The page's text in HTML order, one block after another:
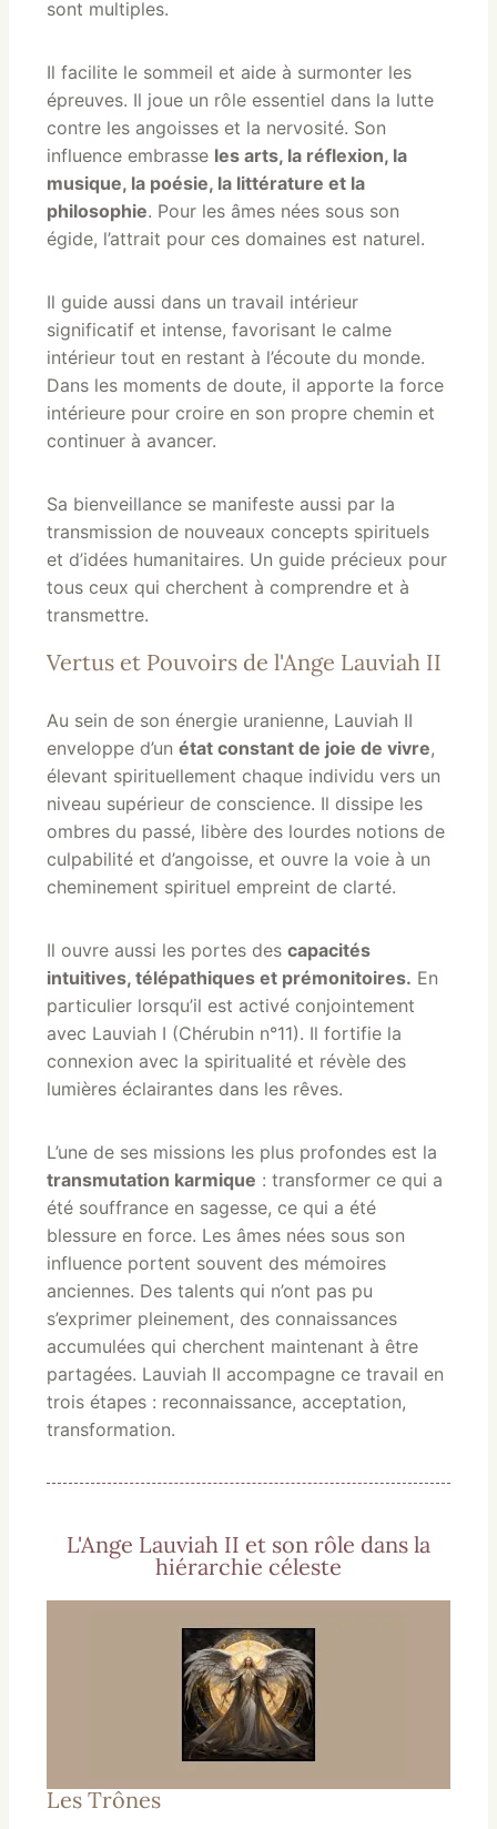
sont multiples.
Il facilite le sommeil et aide à surmonter les
épreuves. Il joue un rôle essentiel dans la lutte
contre les angoisses et la nervosité. Son
influence embrasse les arts, la réflexion, la
musique, la poésie, la littérature et la
philosophie. Pour les âmes nées sous son
égide, l’attrait pour ces domaines est naturel.
Il guide aussi dans un travail intérieur
significatif et intense, favorisant le calme
intérieur tout en restant à l’écoute du monde.
Dans les moments de doute, il apporte la force
intérieure pour croire en son propre chemin et
continuer à avancer.
Sa bienveillance se manifeste aussi par la
transmission de nouveaux concepts spirituels
et d’idées humanitaires. Un guide précieux pour
tous ceux qui cherchent à comprendre et à
transmettre.
Vertus et Pouvoirs de l'Ange Lauviah II
Au sein de son énergie uranienne, Lauviah II
enveloppe d’un état constant de joie de vivre,
élevant spirituellement chaque individu vers un
niveau supérieur de conscience. Il dissipe les
ombres du passé, libère des lourdes notions de
culpabilité et d’angoisse, et ouvre la voie à un
cheminement spirituel empreint de clarté.
Il ouvre aussi les portes des capacités
intuitives, télépathiques et prémonitoires. En
particulier lorsqu’il est activé conjointement
avec Lauviah I (Chérubin n°11). Il fortifie la
connexion avec la spiritualité et révèle des
lumières éclairantes dans les rêves.
L’une de ses missions les plus profondes est la
transmutation karmique : transformer ce qui a
été souffrance en sagesse, ce qui a été
blessure en force. Les âmes nées sous son
influence portent souvent des mémoires
anciennes. Des talents qui n’ont pas pu
s’exprimer pleinement, des connaissances
accumulées qui cherchent maintenant à être
partagées. Lauviah II accompagne ce travail en
trois étapes : reconnaissance, acceptation,
transformation.
L'Ange Lauviah II et son rôle dans la
hiérarchie céleste
Les Trônes